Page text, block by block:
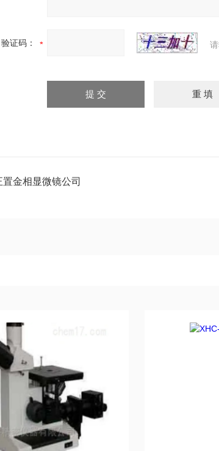
验证码：
置金相显微镜公司